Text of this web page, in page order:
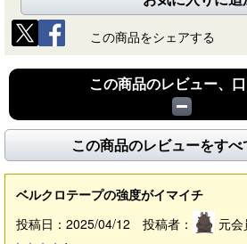
この商品をシェアする
この商品のレビュー、
この商品のレビューをす
ベルクロテープの強度がイマイチ
投稿日：2025/04/12 投稿者：
元会